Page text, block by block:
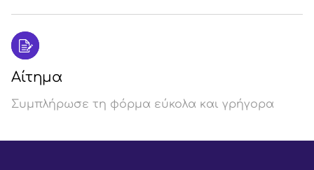
Αίτημα
Συμπλήρωσε τη φόρμα εύκολα και γρήγορα